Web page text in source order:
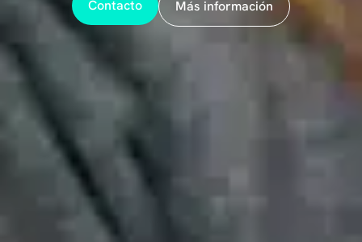
Contacto Más información